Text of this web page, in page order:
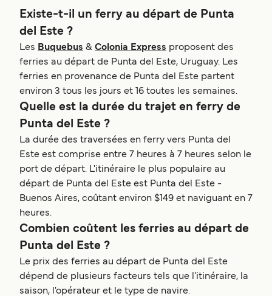
Existe-t-il un ferry au départ de Punta
del Este ?
Les Buquebus & Colonia Express proposent des
ferries au départ de Punta del Este, Uruguay. Les
ferries en provenance de Punta del Este partent
environ 3 tous les jours et 16 toutes les semaines.
Quelle est la durée du trajet en ferry de
Punta del Este ?
La durée des traversées en ferry vers Punta del
Este est comprise entre 7 heures à 7 heures selon le
port de départ. L'itinéraire le plus populaire au
départ de Punta del Este est Punta del Este -
Buenos Aires, coûtant environ $149 et naviguant en 7
heures.
Combien coûtent les ferries au départ de
Punta del Este ?
Le prix des ferries au départ de Punta del Este
dépend de plusieurs facteurs tels que l'itinéraire, la
saison, l'opérateur et le type de navire.